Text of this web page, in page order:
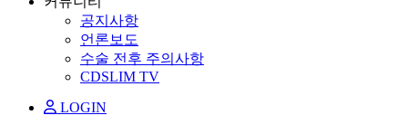
공지사항
언론보도
수술 전후 주의사항
CDSLIM TV
LOGIN